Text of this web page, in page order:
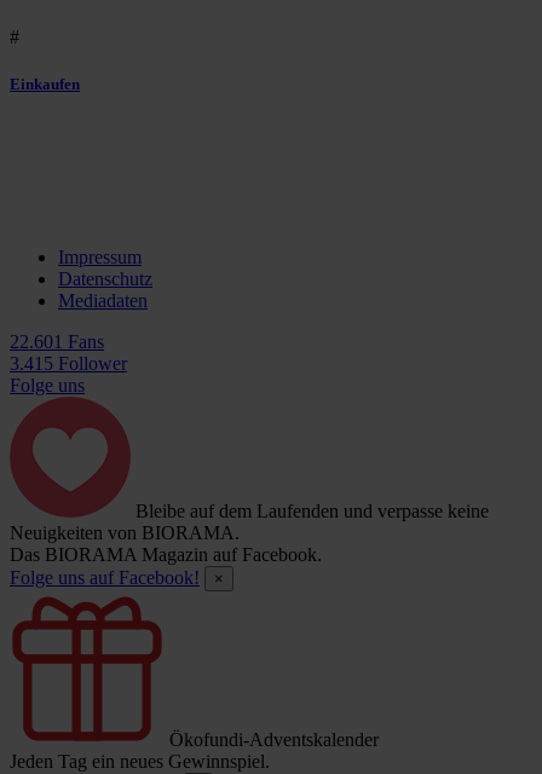
#
Einkaufen
Impressum
Datenschutz
Mediadaten
22.601 Fans
3.415 Follower
Folge uns
Bleibe auf dem Laufenden und verpasse keine
Neuigkeiten von BIORAMA.
Das BIORAMA Magazin auf Facebook.
Folge uns auf Facebook!
×
Ökofundi-Adventskalender
Jeden Tag ein neues Gewinnspiel.